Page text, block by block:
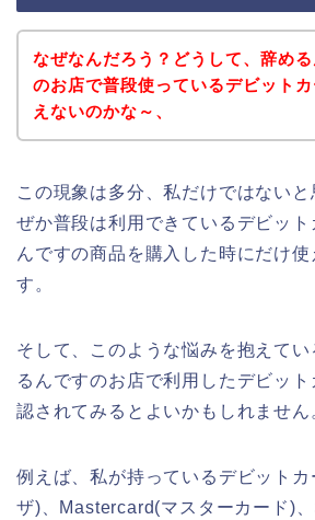
なぜなんだろう？どうして、辞め
のお店で普段使っているデビット
えないのかな～、
この現象は多分、私だけではない
ぜか普段は利用できているデビット
んですの商品を購入した時にだけ
す。
そして、このような悩みを抱えて
るんですのお店で利用したデビッ
認されてみるとよいかもしれません
例えば、私が持っているデビット
ザ)、Mastercard(マスターカード)